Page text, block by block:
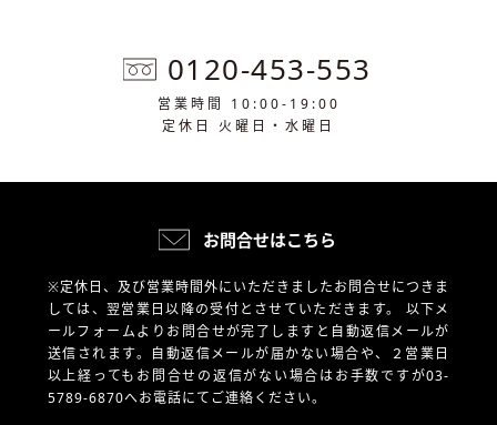
0120-453-553
営業時間 10:00-19:00
定休日 火曜日・水曜日
お問合せはこちら
※定休日、及び営業時間外にいただきましたお問合せにつきま
しては、翌営業日以降の受付とさせていただきます。 以下メ
ールフォームよりお問合せが完了しますと自動返信メールが
送信されます。自動返信メールが届かない場合や、
２営業日
以上経ってもお問合せの返信がない場合はお手数ですが03-
5789-6870へお電話にてご連絡ください。